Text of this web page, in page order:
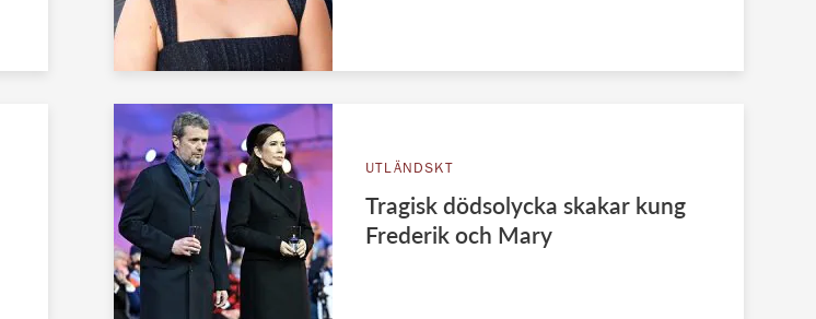
UTLÄNDSKT
Tragisk dödsolycka skakar kung
Frederik och Mary